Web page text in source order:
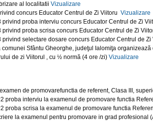
al localitatii Vizualizare
concurs Educator Centrul de Zi Viitoru Vizualizare
proba interviu concurs Educator Centrul de Zi
proba scrisa concurs Educator Centrul de Zi
selectare dosare concurs Educator Centrul de Zi
Sfântu Gheorghe, judeţul Ialomiţa
de zi Viitorul , cu ½ normă (4 ore /zi) Vizualizare
de promovarefunctia de referent, Clasa III,
proba interviu la examenul de promovare functia
proba scrisa la examenul de promovare functia
la examenul pentru promovare in grad profesional